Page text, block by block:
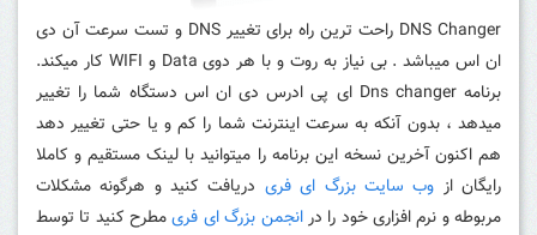
DNS Changer راحت ترین راه برای تغییر DNS و تست سرعت آن دی
ان اس میباشد . بی نیاز به روت و با هر دوی Data و WIFI کار میکند.
برنامه Dns changer ای پی ادرس دی ان اس دستگاه شما را تغییر
میدهد ، بدون آنکه به سرعت اینترنت شما را کم و یا حتی تغییر دهد
هم اکنون آخرین نسخه این برنامه را میتوانید با لینک مستقیم و کاملا
رایگان از وب سایت بزرگ ای فری دریافت کنید و هرگونه مشکلات
مربوطه و نرم افزاری خود را درانجمن بزرگ ای فریمطرح کنید تا توسط